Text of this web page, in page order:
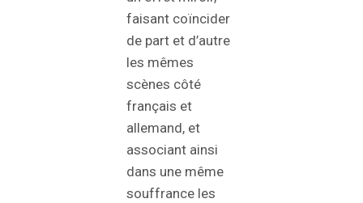
faisant coïncider
de part et d’autre
les mêmes
scènes côté
français et
allemand, et
associant ainsi
dans une même
souffrance les